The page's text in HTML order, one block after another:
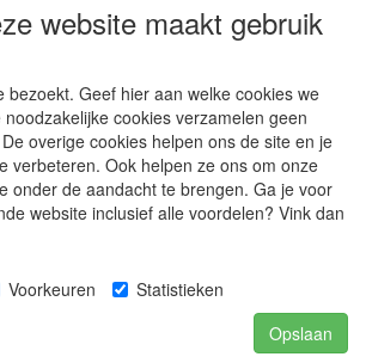
Giessendam
en skiboxen
dakdragers.nl - Hardinxveld-Giessendam
B.T.W.
website maakt gebruik
bezoekt. Geef hier aan welke cookies we
cookies verzamelen geen
overige cookies helpen ons de site en je
verbeteren. Ook helpen ze ons om onze
onder de aandacht te brengen. Ga je voor
website inclusief alle voordelen? Vink dan
Voorkeuren
Statistieken
Opslaan